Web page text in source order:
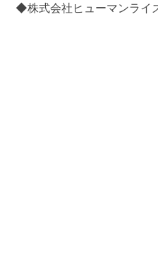
◆株式会社ヒューマンラ